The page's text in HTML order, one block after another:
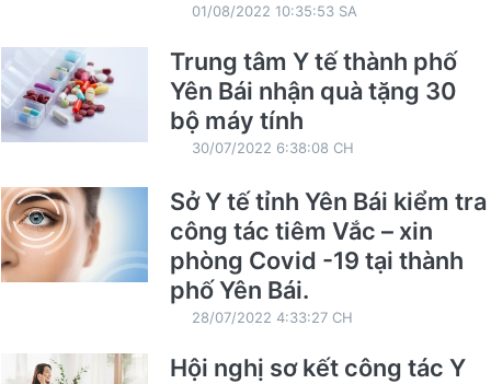
01/08/2022 10:35:53 SA
Trung tâm Y tế thành phố
Yên Bái nhận quà tặng 30
bộ máy tính
30/07/2022 6:38:08 CH
Sở Y tế tỉnh Yên Bái kiểm tra
công tác tiêm Vắc – xin
phòng Covid -19 tại thành
phố Yên Bái.
28/07/2022 4:33:27 CH
Hội nghị sơ kết công tác Y